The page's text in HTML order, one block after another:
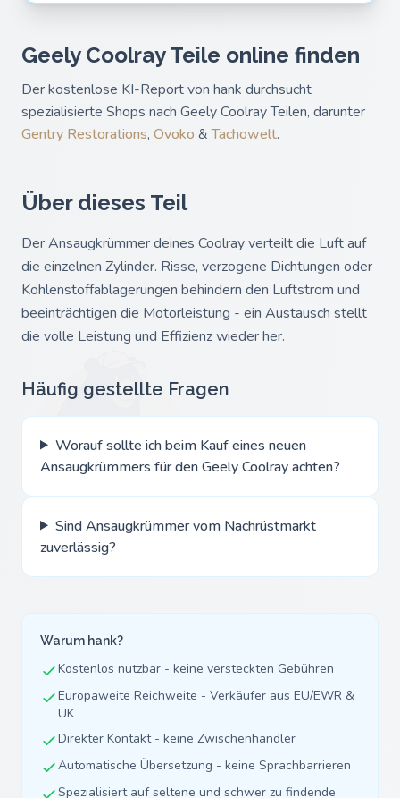
Geely Coolray Teile online finden
Der kostenlose KI-Report von hank durchsucht
spezialisierte Shops nach Geely Coolray Teilen, darunter
Gentry Restorations, Ovoko &Tachowelt.
Über dieses Teil
Der Ansaugkrümmer deines Coolray verteilt die Luft auf
die einzelnen Zylinder. Risse, verzogene Dichtungen oder
Kohlenstoffablagerungen behindern den Luftstrom und
beeinträchtigen die Motorleistung - ein Austausch stellt
die volle Leistung und Effizienz wieder her.
Häufig gestellte Fragen
Worauf sollte ich beim Kauf eines neuen
Ansaugkrümmers für den Geely Coolray achten?
Sind Ansaugkrümmer vom Nachrüstmarkt
zuverlässig?
Warum hank?
Kostenlos nutzbar - keine versteckten Gebühren
Europaweite Reichweite - Verkäufer aus EU/EWR &
UK
Direkter Kontakt - keine Zwischenhändler
Automatische Übersetzung - keine Sprachbarrieren
Spezialisiert auf seltene und schwer zu findende